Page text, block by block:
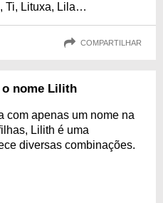
Ti, Lituxa, Lila…
COMPARTILHAR
o nome Lilith
com apenas um nome na
Lilith é uma
diversas combinações.